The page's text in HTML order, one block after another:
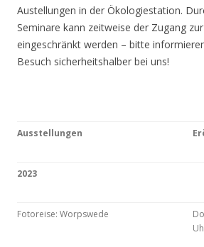
Austellungen in der Ökologiestation.
Seminare kann zeitweise der Zugang
eingeschränkt werden – bitte
Besuch sicherheitshalber bei uns!
Ausstellungen
2023
Fotoreise: Worpswede